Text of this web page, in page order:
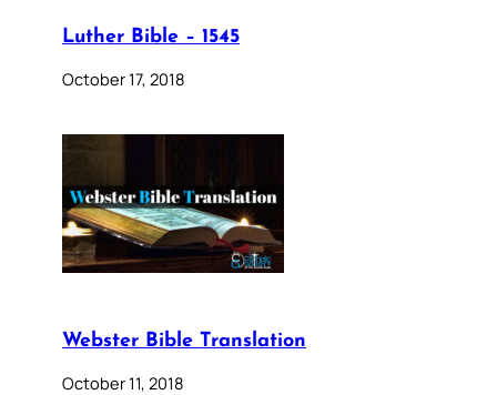
Luther Bible – 1545
October 17, 2018
Webster Bible Translation
October 11, 2018